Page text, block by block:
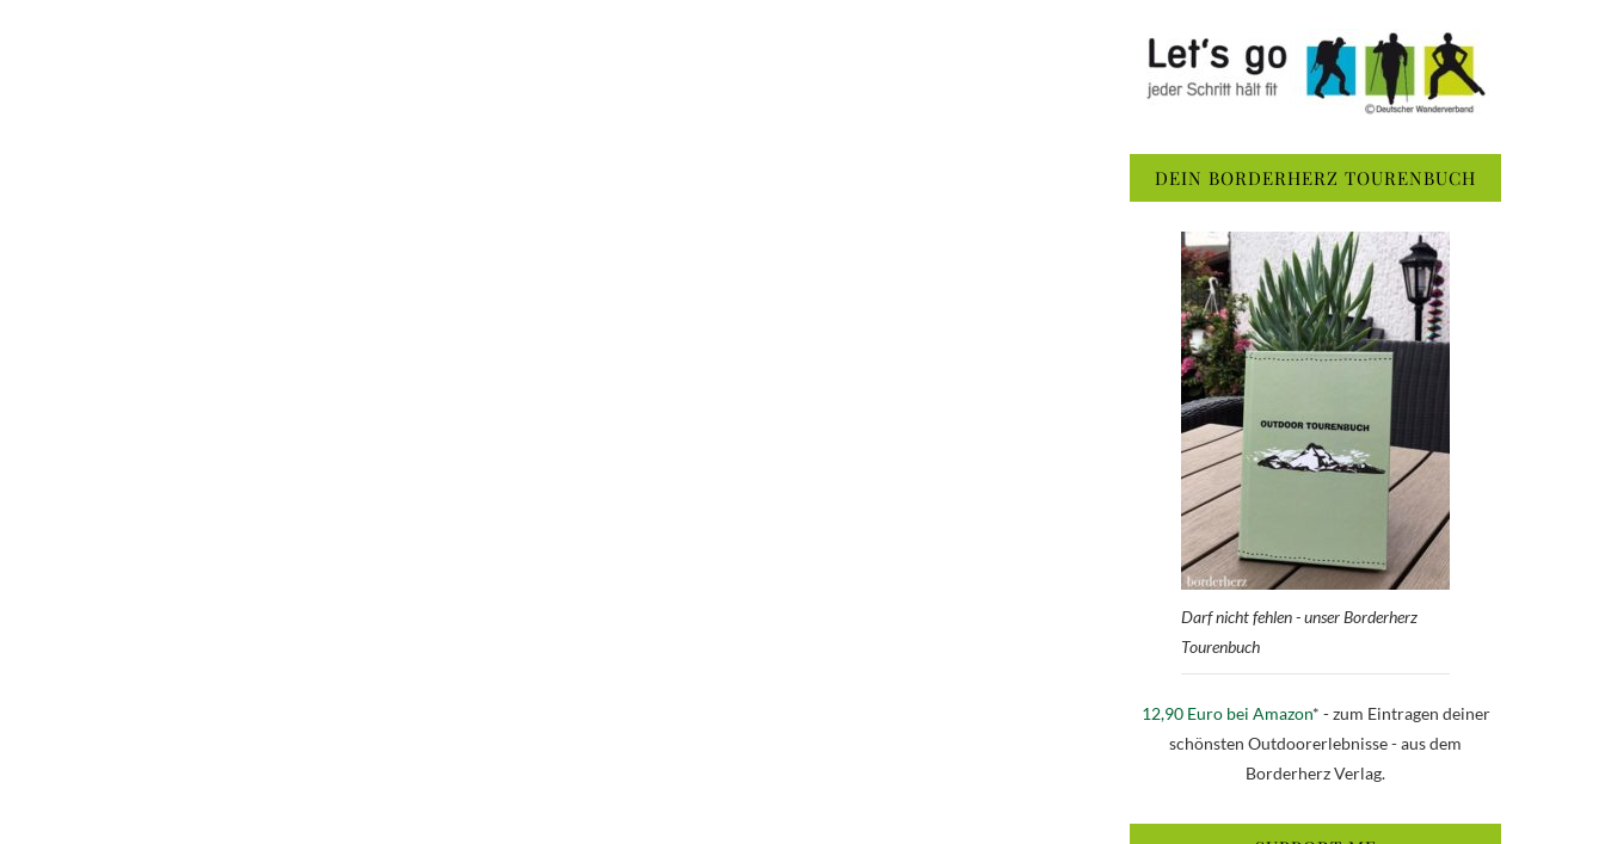
DEIN BORDERHERZ TOURENBUCH
Darf nicht fehlen - unser Borderherz
Tourenbuch
12,90 Euro bei Amazon* - zum Eintragen deiner
schönsten Outdoorerlebnisse - aus dem
Borderherz Verlag.